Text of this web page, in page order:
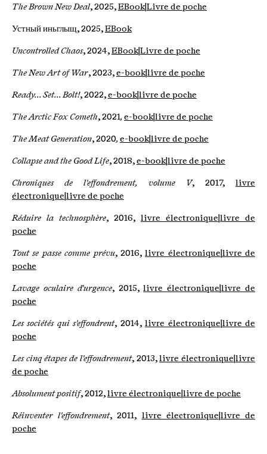
The Brown New Deal, 2025, EBook|Livre de poche
Устный иньглыщ, 2025, EBook
Uncontrolled Chaos, 2024, EBook|Livre de poche
The New Art of War, 2023, e-book|livre de poche
Ready... Set... Bolt!, 2022, e-book|livre de poche
The Arctic Fox Cometh, 2021, e-book|livre de poche
The Meat Generation, 2020, e-book|livre de poche
Collapse and the Good Life, 2018, e-book|livre de poche
Chroniques de l'effondrement, volume V, 2017,livre
électronique livre de poche
Réduire la technosphère, 2016, livre électronique livre de
poche
Tout se passe comme prévu, 2016,livre électronique livre de
poche
Lavage oculaire d'urgence, 2015,livre électronique |livre de
poche
Les sociétés qui s'effondrent, 2014,livre électronique livre de
poche
Les cinq étapes de l'effondrement, 2013,livre électronique |livre
de poche
Absolument positif, 2012, livre électronique livre de poche
Réinventer l'effondrement, 2011, livre électronique livre de
poche